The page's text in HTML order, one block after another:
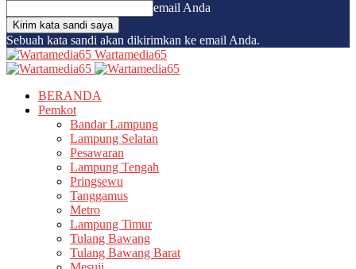
email Anda
Sebuah kata sandi akan dikirimkan ke email Anda.
Wartamedia65
BERANDA
Pemkot
Bandar Lampung
Lampung Selatan
Pesawaran
Lampung Tengah
Pringsewu
Tanggamus
Metro
Lampung Timur
Tulang Bawang
Tulang Bawang Barat